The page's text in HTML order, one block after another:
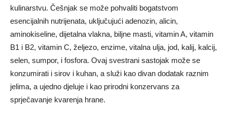
kulinarstvu. Češnjak se može pohvaliti bogatstvom
esencijalnih nutrijenata, uključujući adenozin, alicin,
aminokiseline, dijetalna vlakna, biljne masti, vitamin A, vitamin
B1 i B2, vitamin C, željezo, enzime, vitalna ulja, jod, kalij, kalcij,
selen, sumpor, i fosfora. Ovaj svestrani sastojak može se
konzumirati i sirov i kuhan, a služi kao divan dodatak raznim
jelima, a ujedno djeluje i kao prirodni konzervans za
sprječavanje kvarenja hrane.